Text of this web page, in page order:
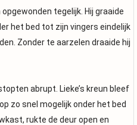
tegelijk. Hij graaide
het bed tot zijn vingers eindelijk
Zonder te aarzelen draaide hij
abrupt. Lieke’s kreun bleef
zo snel mogelijk onder het bed
rukte de deur open en